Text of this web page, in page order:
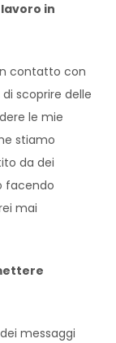
in
contatto con
scoprire delle
le mie
stiamo
da dei
facendo
mai
messaggi